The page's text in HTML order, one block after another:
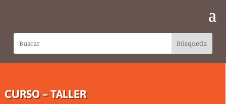
CURSO – TALLER